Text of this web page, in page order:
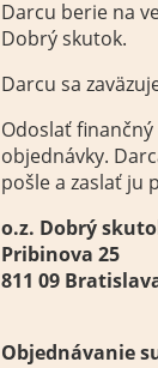
Darcu berie na
Dobrý skutok.
Darcu sa
Odoslať
objednávky.
pošle a zaslať ju
o.z. Dobrý
Pribinova 25
811 09
Objednávanie